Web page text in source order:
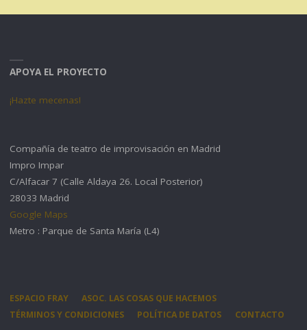
APOYA EL PROYECTO
¡Hazte mecenas!
Compañía de teatro de improvisación en Madrid
Impro Impar
C/Alfacar 7 (Calle Aldaya 26. Local Posterior)
28033 Madrid
Google Maps
Metro : Parque de Santa María (L4)
ESPACIO FRAY
ASOC. LAS COSAS QUE HACEMOS
TÉRMINOS Y CONDICIONES
POLÍTICA DE DATOS CONTACTO